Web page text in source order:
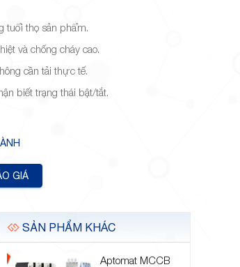
tuổi thọ sản phẩm.
và chống cháy cao.
cần tải thực tế.
biết trạng thái bật/tắt.
GIÁ
SẢN PHẨM KHÁC
Aptomat MCCB